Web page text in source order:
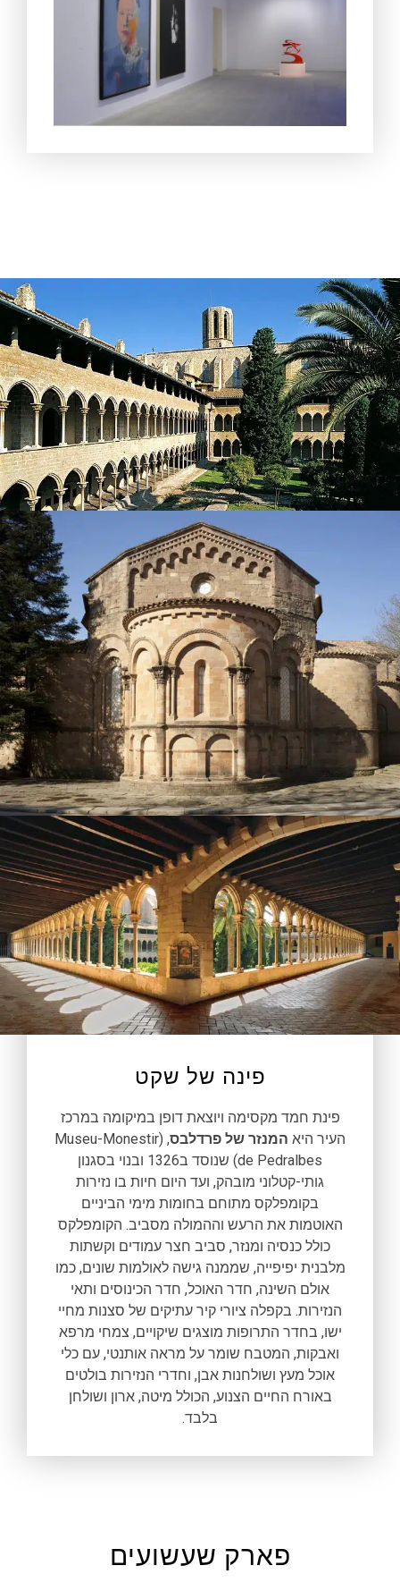
פינה של שקט
פינת חמד מקסימה ויוצאת דופן במיקומה במרכז
העיר היא המנזר של פרדלבס
, (Museu-Monestir
de Pedralbes) שנוסד ב1326 ובנוי בסגנון
גותי-קטלוני מובהק, ועד היום חיות בו נזירות
בקומפלקס מתוחם בחומות מימי הביניים
האוטמות את הרעש וההמולה מסביב. הקומפלקס
כולל כנסיה ומנזר, סביב חצר עמודים וקשתות
מלבנית יפיפייה, שממנה גישה לאולמות שונים, כמו
אולם השינה, חדר האוכל, חדר הכינוסים ותאי
הנזירות. בקפלה ציורי קיר עתיקים של סצנות מחיי
ישו, בחדר התרופות מוצגים שיקויים, צמחי מרפא
ואבקות, המטבח שומר על מראה אותנטי, עם כלי
אוכל מעץ ושולחנות אבן, וחדרי הנזירות בולטים
באורח החיים הצנוע, הכולל מיטה, ארון ושולחן
בלבד.
פארק שעשועים